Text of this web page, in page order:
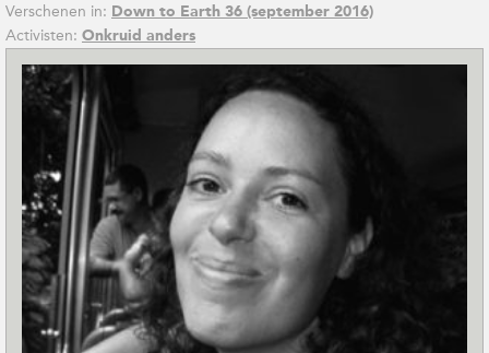
Verschenen in: Down to Earth 36 (september 2016)
Activisten: Onkruid anders